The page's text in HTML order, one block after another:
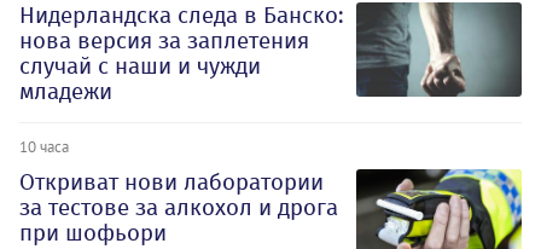
Нидерландска следа в Банско:
нова версия за заплетения
случай с наши и чужди
младежи
10 часа
Откриват нови лаборатории
за тестове за алкохол и дрога
при шофьори